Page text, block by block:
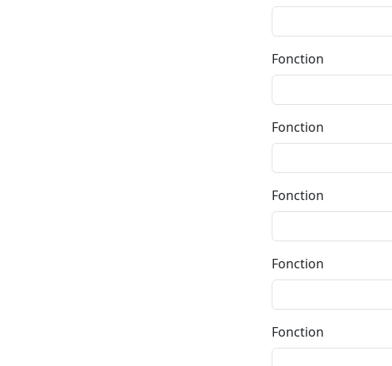
Fonction
Fonction
Fonction
Fonction
Fonction